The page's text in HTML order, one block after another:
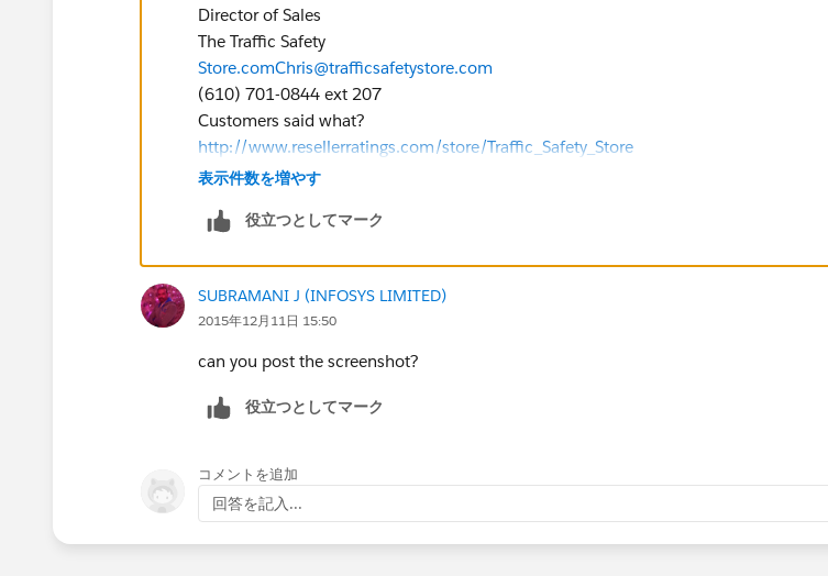
Director of Sales
The Traffic Safety
Store.comChris@trafficsafetystore.com
(610) 701-0844 ext 207
Customers said what?
http://www.resellerratings.com/store/Traffic_Safety_Store
表示件数を増やす
役立つとしてマーク
SUBRAMANI J (INFOSYS LIMITED)
2015年12月11日 15:50
can you post the screenshot?
役立つとしてマーク
コメントを追加
回答を記入...